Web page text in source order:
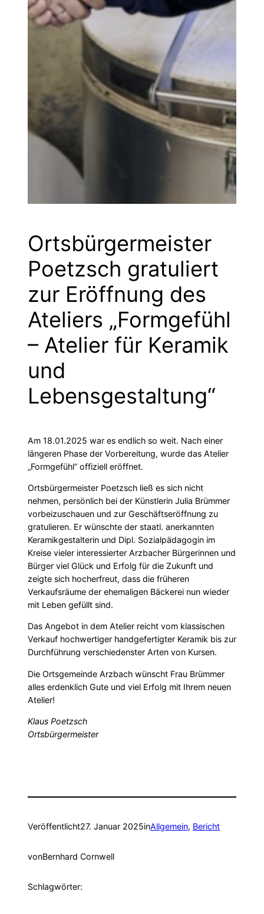
Ortsbürgermeister
Poetzsch gratuliert
zur Eröffnung des
Ateliers „Formgefühl
– Atelier für Keramik
und
Lebensgestaltung“
Am 18.01.2025 war es endlich so weit. Nach einer
längeren Phase der Vorbereitung, wurde das Atelier
„Formgefühl“ offiziell eröffnet.
Ortsbürgermeister Poetzsch ließ es sich nicht
nehmen, persönlich bei der Künstlerin Julia Brümmer
vorbeizuschauen und zur Geschäftseröffnung zu
gratulieren. Er wünschte der staatl. anerkannten
Keramikgestalterin und Dipl. Sozialpädagogin im
Kreise vieler interessierter Arzbacher Bürgerinnen und
Bürger viel Glück und Erfolg für die Zukunft und
zeigte sich hocherfreut, dass die früheren
Verkaufsräume der ehemaligen Bäckerei nun wieder
mit Leben gefüllt sind.
Das Angebot in dem Atelier reicht vom klassischen
Verkauf hochwertiger handgefertigter Keramik bis zur
Durchführung verschiedenster Arten von Kursen.
Die Ortsgemeinde Arzbach wünscht Frau Brümmer
alles erdenklich Gute und viel Erfolg mit Ihrem neuen
Atelier!
Klaus Poetzsch
Ortsbürgermeister
Veröffentlicht27. Januar 2025inAllgemein, Bericht
vonBernhard Cornwell
Schlagwörter: